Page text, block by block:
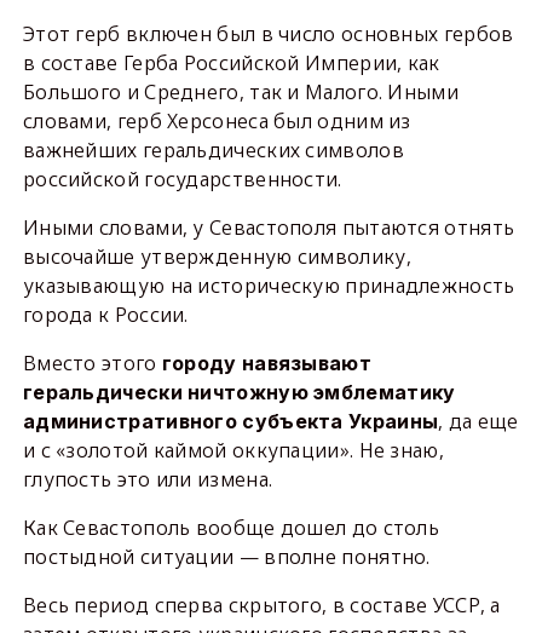
Этот герб включен был в число основных гербов
в составе Герба Российской Империи, как
Большого и Среднего, так и Малого. Иными
словами, герб Херсонеса был одним из
важнейших геральдических символов
российской государственности.
Иными словами, у Севастополя пытаются отнять
высочайше утвержденную символику,
указывающую на историческую принадлежность
города к России.
Вместо этого городу навязывают
геральдически ничтожную эмблематику
административного субъекта Украины, да еще
и с «золотой каймой оккупации». Не знаю,
глупость это или измена.
Как Севастополь вообще дошел до столь
постыдной ситуации — вполне понятно.
Весь период сперва скрытого, в составе УССР, а